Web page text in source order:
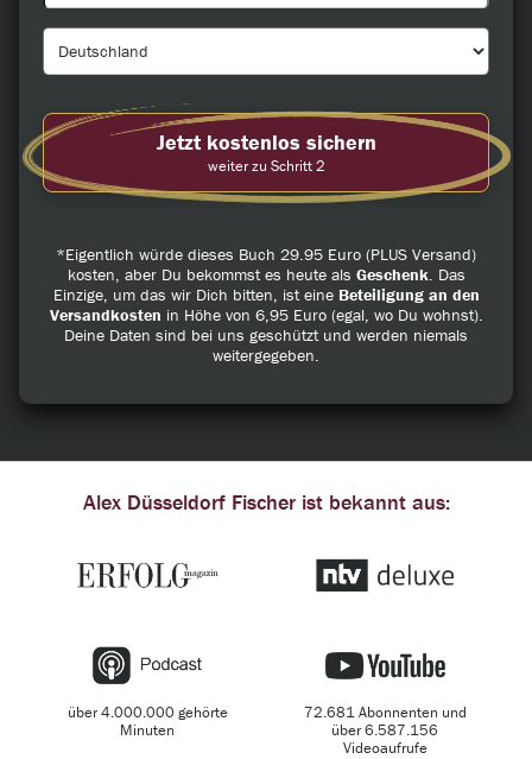
Jetzt kostenlos sichern
weiter zu Schritt 2
*Eigentlich würde dieses Buch 29.95 Euro (PLUS Versand)
kosten, aber Du bekommst es heute als Geschenk. Das
Einzige, um das wir Dich bitten, ist eine Beteiligung an den
Versandkosten in Höhe von 6,95 Euro (egal, wo Du wohnst).
Deine Daten sind bei uns geschützt und werden niemals
weitergegeben.
Alex Düsseldorf Fischer ist bekannt aus:
über 4.000.000 gehörte
Minuten
72.681 Abonnenten und
über 6.587.156
Videoaufrufe